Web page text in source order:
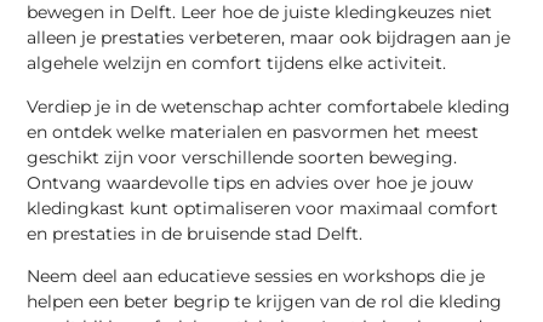
bewegen in Delft. Leer hoe de juiste kledingkeuzes niet
alleen je prestaties verbeteren, maar ook bijdragen aan je
algehele welzijn en comfort tijdens elke activiteit.
Verdiep je in de wetenschap achter comfortabele kleding
en ontdek welke materialen en pasvormen het meest
geschikt zijn voor verschillende soorten beweging.
Ontvang waardevolle tips en advies over hoe je jouw
kledingkast kunt optimaliseren voor maximaal comfort
en prestaties in de bruisende stad Delft.
Neem deel aan educatieve sessies en workshops die je
helpen een beter begrip te krijgen van de rol die kleding